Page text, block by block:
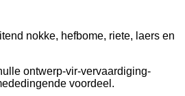
nokke, hefbome, riete, laers en
ontwerp-vir-vervaardiging-
voordeel.